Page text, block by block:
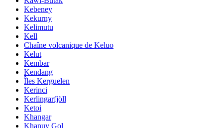
Kebeney
Kekurny
Kelimutu
Kell
Chaîne volcanique de Keluo
Kelut
Kembar
Kendang
Îles Kerguelen
Kerinci
Kerlingarfjöll
Ketoi
Khangar
Khanuy Gol